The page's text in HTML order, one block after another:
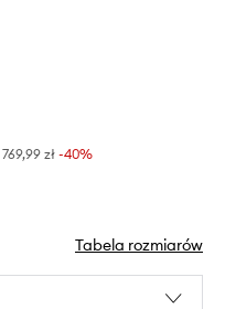
769,99 zł -40%
Tabela rozmiarów